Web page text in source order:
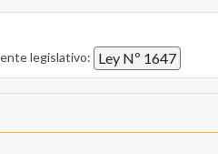
legislativo: Ley Nº 1647